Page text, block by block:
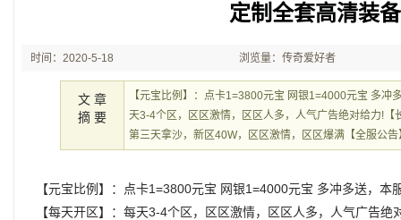
定制全套高清装备
时间：2020-5-18
1:11:51
浏览量：传奇爱好者
文 章
摘 要
【元宝比例】：点卡1=3800元宝 网银1=4000元宝 多冲
天3-4个区，区区激情，区区人多，人气广告绝对给力!【
第三天拿沙，新区40W，区区激情，区区爆满【全服公
【元宝比例】：点卡1=3800元宝 网银1=4000元宝 多冲多送，本
【每天开区】：每天3-4个区，区区激情，区区人多，人气广告绝